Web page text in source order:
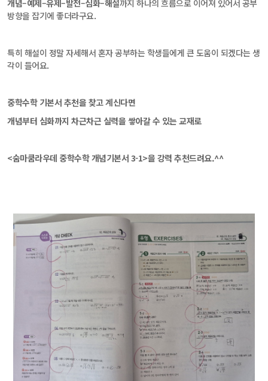
개념–예제–유제–발전–심화–해설까지 하나의 흐름으로 이어져 있어서 공부
방향을 잡기에 좋더라구요.
특히 해설이 정말 자세해서 혼자 공부하는 학생들에게 큰 도움이 되겠다는 생
각이 들어요.
중학수학 기본서 추천을 찾고 계신다면
개념부터 심화까지 차근차근 실력을 쌓아갈 수 있는 교재로
<숨마쿰라우데 중학수학 개념기본서 3-1>을 강력 추천드려요.^^